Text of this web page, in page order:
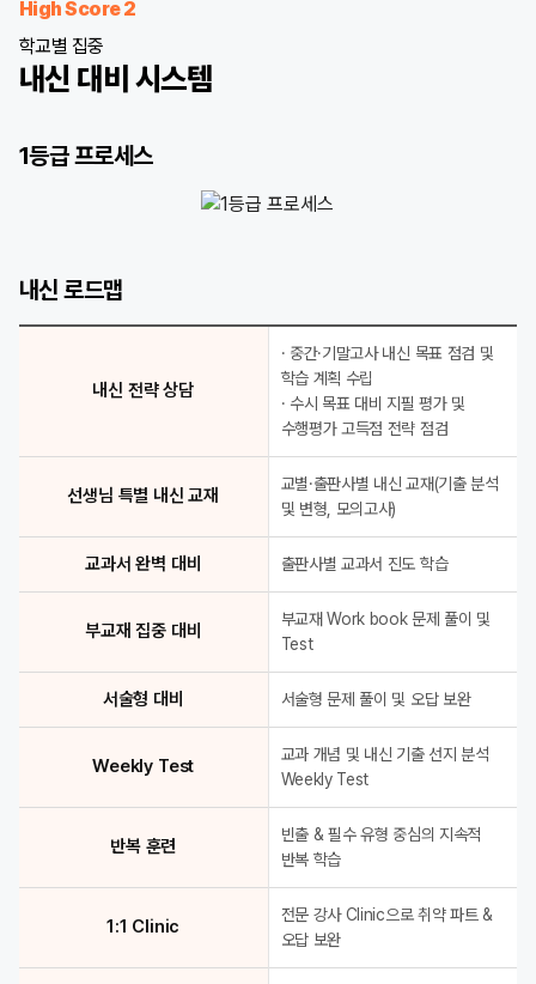
High Score 2
학교별 집중
내신 대비 시스템
1등급 프로세스
D-1 최종 점검 1등급 Final Check
학교 기출 완벽 분석 선생님 특별 내신 교재
취약점 완벽 제거 전임 강사 클리닉
내신 로드맵
내신 전략 상담
· 중간·기말고사 내신 목표 점검 및
학습 계획 수립
· 수시 목표 대비 지필 평가 및
수행평가 고득점 전략 점검
선생님 특별 내신 교재
교별·출판사별 내신 교재(기출 분석
및 변형, 모의고사)
교과서 완벽 대비 출판사별 교과서 진도 학습
부교재 집중 대비
부교재 Work book 문제 풀이 및
Test
서술형 대비 서술형 문제 풀이 및 오답 보완
Weekly Test
교과 개념 및 내신 기출 선지 분석
Weekly Test
반복 훈련
빈출 & 필수 유형 중심의 지속적
반복 학습
1:1 Clinic
전문 강사 Clinic으로 취약 파트 &
오답 보완